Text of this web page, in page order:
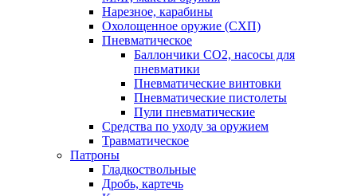
Нарезное, карабины
Охолощенное оружие (СХП)
Пневматическое
Баллончики СО2, насосы для
пневматики
Пневматические винтовки
Пневматические пистолеты
Пули пневматические
Средства по уходу за оружием
Травматическое
Патроны
Гладкоствольные
Дробь, картечь